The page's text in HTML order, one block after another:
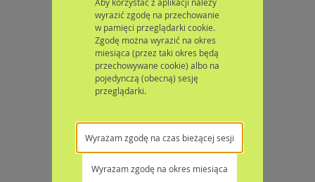
wyrazić zgodę na przechowanie
w pamięci przeglądarki cookie.
Zgodę można wyrazić na okres
miesiąca (przez taki okres będą
przechowywane cookie) albo na
pojedynczą (obecną) sesję
przeglądarki.
Wyrażam zgodę na czas bieżącej sesji
Wyrażam zgodę na okres miesiąca